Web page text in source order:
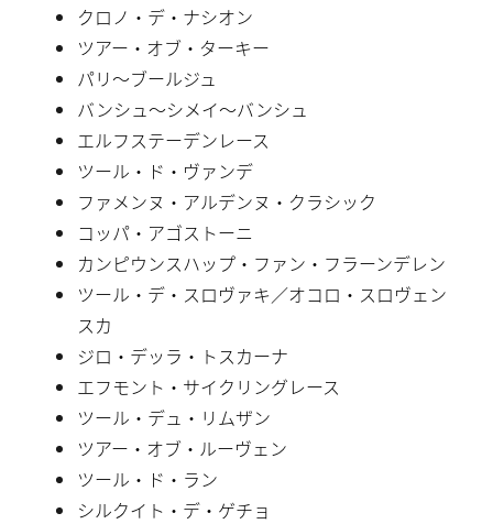
クロノ・デ・ナシオン
ツアー・オブ・ターキー
パリ〜ブールジュ
バンシュ〜シメイ〜バンシュ
エルフステーデンレース
ツール・ド・ヴァンデ
ファメンヌ・アルデンヌ・クラシック
コッパ・アゴストーニ
カンピウンスハップ・ファン・フラーンデレン
ツール・デ・スロヴァキ／オコロ・スロヴェン
スカ
ジロ・デッラ・トスカーナ
エフモント・サイクリングレース
ツール・デュ・リムザン
ツアー・オブ・ルーヴェン
ツール・ド・ラン
シルクイト・デ・ゲチョ